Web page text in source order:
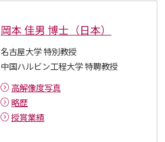
岡本 佳男 博士（日本）
名古屋大学 特別教授
中国ハルビン工程大学 特聘教授
高解像度写真
略歴
授賞業績